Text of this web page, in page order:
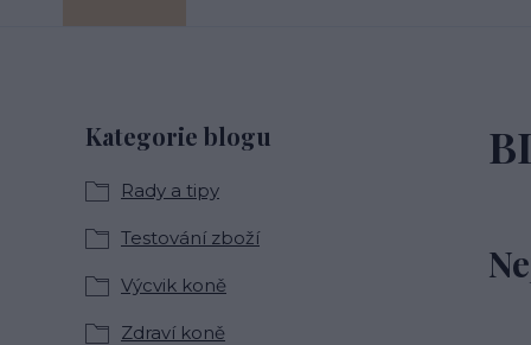
Kategorie blogu
Rady a tipy
Testování zboží
Výcvik koně
Zdraví koně